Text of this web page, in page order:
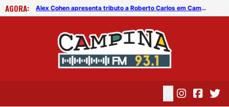
AGORA:
Alex Cohen apresenta tributo a Roberto Carlos em Campina Grande Alex Cohen apresenta tributo a Roberto Carlos em Campina Grande